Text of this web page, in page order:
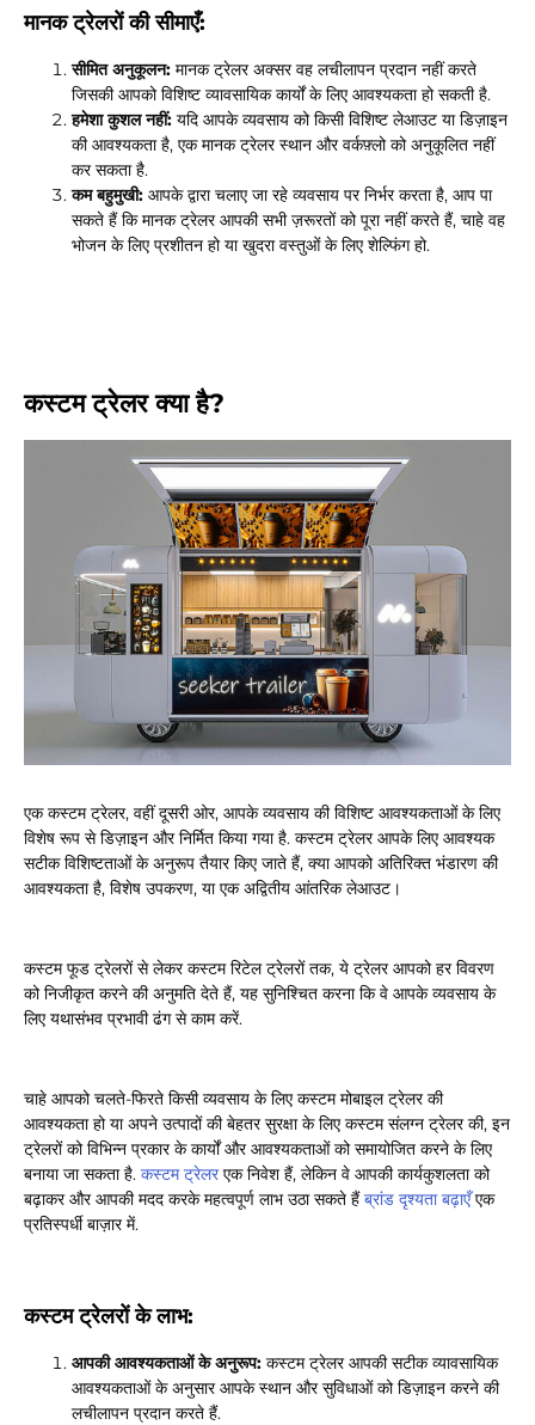
मानक ट्रेलरों की सीमाएँ:
सीमित अनुकूलन: मानक ट्रेलर अक्सर वह लचीलापन प्रदान नहीं करते
जिसकी आपको विशिष्ट व्यावसायिक कार्यों के लिए आवश्यकता हो सकती है.
हमेशा कुशल नहीं: यदि आपके व्यवसाय को किसी विशिष्ट लेआउट या डिज़ाइन
की आवश्यकता है, एक मानक ट्रेलर स्थान और वर्कफ़्लो को अनुकूलित नहीं
कर सकता है.
कम बहुमुखी: आपके द्वारा चलाए जा रहे व्यवसाय पर निर्भर करता है, आप पा
सकते हैं कि मानक ट्रेलर आपकी सभी ज़रूरतों को पूरा नहीं करते हैं, चाहे वह
भोजन के लिए प्रशीतन हो या खुदरा वस्तुओं के लिए शेल्फिंग हो.
कस्टम ट्रेलर क्या है?
एक कस्टम ट्रेलर, वहीं दूसरी ओर, आपके व्यवसाय की विशिष्ट आवश्यकताओं के लिए
विशेष रूप से डिज़ाइन और निर्मित किया गया है. कस्टम ट्रेलर आपके लिए आवश्यक
सटीक विशिष्टताओं के अनुरूप तैयार किए जाते हैं, क्या आपको अतिरिक्त भंडारण की
आवश्यकता है, विशेष उपकरण, या एक अद्वितीय आंतरिक लेआउट।
कस्टम फूड ट्रेलरों से लेकर कस्टम रिटेल ट्रेलरों तक, ये ट्रेलर आपको हर विवरण
को निजीकृत करने की अनुमति देते हैं, यह सुनिश्चित करना कि वे आपके व्यवसाय के
लिए यथासंभव प्रभावी ढंग से काम करें.
चाहे आपको चलते-फिरते किसी व्यवसाय के लिए कस्टम मोबाइल ट्रेलर की
आवश्यकता हो या अपने उत्पादों की बेहतर सुरक्षा के लिए कस्टम संलग्न ट्रेलर की, इन
ट्रेलरों को विभिन्न प्रकार के कार्यों और आवश्यकताओं को समायोजित करने के लिए
बनाया जा सकता है. कस्टम ट्रेलरएक निवेश हैं, लेकिन वे आपकी कार्यकुशलता को
बढ़ाकर और आपकी मदद करके महत्वपूर्ण लाभ उठा सकते हैंब्रांड दृश्यता बढ़ाएँएक
प्रतिस्पर्धी बाज़ार में.
कस्टम ट्रेलरों के लाभ:
आपकी आवश्यकताओं के अनुरूप: कस्टम ट्रेलर आपकी सटीक व्यावसायिक
आवश्यकताओं के अनुसार आपके स्थान और सुविधाओं को डिज़ाइन करने की
लचीलापन प्रदान करते हैं.